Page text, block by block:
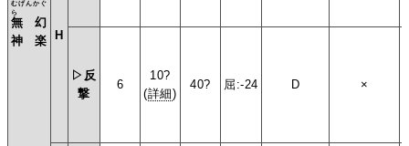
無幻
神楽
むげんかぐ
ら
H
▷反
撃
6
10?
(詳細)
40? 屈:-24 D ×